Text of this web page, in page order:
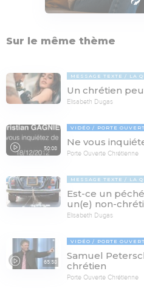
Sur le même thème
MESSAGE TEXTE LA
Un chrétien
Elisabeth Dugas
50:08
VIDÉO PORTE
Ne vous
Porte Ouverte Chrétienne
MESSAGE TEXTE LA
Est-ce un
un(e) non-
Elisabeth Dugas
65:58
VIDÉO PORTE
Samuel
chrétien
Porte Ouverte Chrétienne